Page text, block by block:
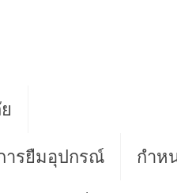
ารยืมอุปกรณ์ กำห